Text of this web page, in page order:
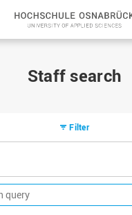
Staff search
Filter